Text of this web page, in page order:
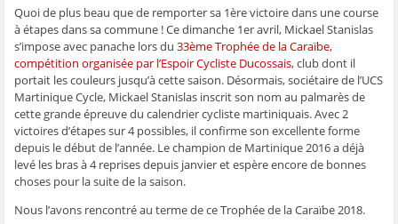
d
a
n
s
u
n
e
n
o
u
v
e
l
l
e
f
e
n
t
a
n
s
u
n
e
n
o
u
v
e
l
l
e
e
n
ê
r
d
a
n
u
n
e
n
o
u
v
e
l
l
e
f
t
s
u
n
e
n
o
u
v
e
l
l
e
f
e
ê
)
v
r
e
d
a
n
s
u
n
e
n
o
u
v
e
l
e
Quoi de plus beau que de remporter sa 1ère victoire dans une course
à étapes dans sa commune ! Ce dimanche 1er avril, Mickael Stanislas
s’impose avec panache lors du33ème Trophée de la Caraïbe,
compétition organisée par l’Espoir Cycliste Ducossais, club dont il
portait les couleurs jusqu’à cette saison. Désormais, sociétaire de l’UCS
Martinique Cycle, Mickael Stanislas inscrit son nom au palmarès de
cette grande épreuve du calendrier cycliste martiniquais. Avec 2
victoires d’étapes sur 4 possibles, il confirme son excellente forme
depuis le début de l’année. Le champion de Martinique 2016 a déjà
levé les bras à 4 reprises depuis janvier et espère encore de bonnes
choses pour la suite de la saison.
Nous l’avons rencontré au terme de ce Trophée de la Caraïbe 2018.